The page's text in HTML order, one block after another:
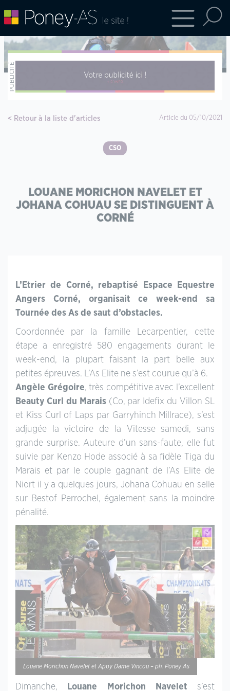
Retour à la liste d'articles Article du 05/10/2021
CSO
LOUANE MORICHON NAVELET ET
JOHANA COHUAU SE DISTINGUENT À
CORNÉ
L’Etrier de Corné, rebaptisé Espace Equestre
Angers Corné, organisait ce week-end sa
Tournée des As de saut d’obstacles.
Coordonnée par la famille Lecarpentier, cette
étape a enregistré 580 engagements durant le
week-end, la plupart faisant la part belle aux
petites épreuves. L’As Elite ne s’est courue qu’à 6.
Angèle Grégoire, très compétitive avec l’excellent
Beauty Curl du Marais(Co, par Idefix du Villon SL
et Kiss Curl of Laps par Garryhinch Millrace), s’est
adjugée la victoire de la Vitesse samedi, sans
grande surprise. Auteure d’un sans-faute, elle fut
suivie par Kenzo Hode associé à sa fidèle Tiga du
Marais et par le couple gagnant de l’As Elite de
Niort il y a quelques jours, Johana Cohuau en selle
sur Bestof Perrochel, également sans la moindre
pénalité.
Louane Morichon Navelet et Appy Dame Vincou – ph. Poney As
Dimanche, Louane Morichon Navelet s’est